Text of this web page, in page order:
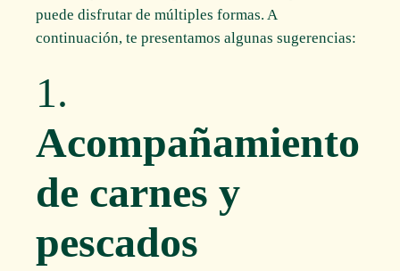
puede disfrutar de múltiples formas. A
continuación, te presentamos algunas sugerencias:
1.
Acompañamiento
de carnes y
pescados